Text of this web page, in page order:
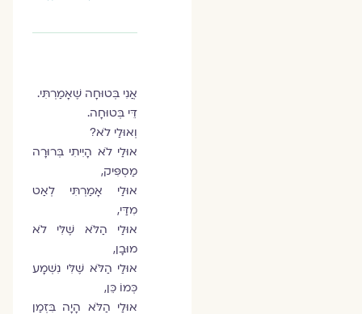
אֲנִי בְּטוּחָה שֶׁאָמַרְתִּי.
דֵּי בְּטוּחָה.
וְאוּלַי לֹא?
אוּלַי לֹא הָיִיתִי בְּרוּרָה
מַסְפִּיק,
אוּלַי אָמַרְתִּי לְאַט
מִדַּי,
אוּלַי הַלֹּא שֶׁלִּי לֹא
מוּבָן,
אוּלַי הַלֹּא שֶׁלִּי נִשְׁמָע
כְּמוֹ כֵּן,
אוּלַי הַלֹּא הָיָה בִּזְמַן